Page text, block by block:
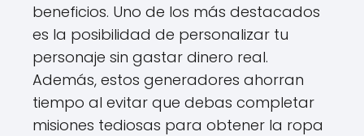
beneficios. Uno de los más destacados
es la posibilidad de personalizar tu
personaje sin gastar dinero real.
Además, estos generadores ahorran
tiempo al evitar que debas completar
misiones tediosas para obtener la ropa